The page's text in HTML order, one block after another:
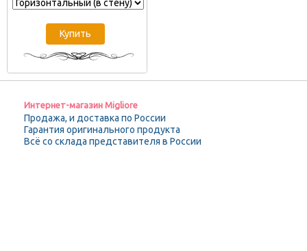
Интернет-магазин Migliore
Продажа, и доставка по России
Гарантия оригинального продукта
Всё со склада представителя в России